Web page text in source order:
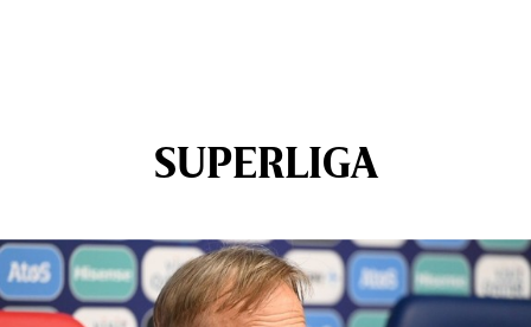
SUPERLIGA